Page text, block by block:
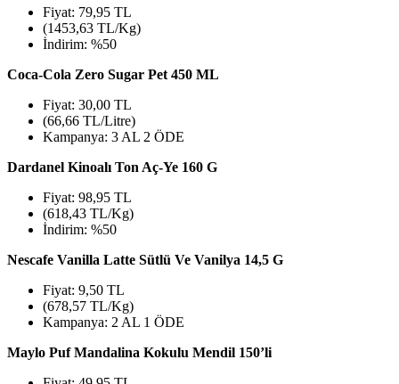
Fiyat: 79,95 TL
(1453,63 TL/Kg)
İndirim: %50
Coca-Cola Zero Sugar Pet 450 ML
Fiyat: 30,00 TL
(66,66 TL/Litre)
Kampanya: 3 AL 2 ÖDE
Dardanel Kinoalı Ton Aç-Ye 160 G
Fiyat: 98,95 TL
(618,43 TL/Kg)
İndirim: %50
Nescafe Vanilla Latte Sütlü Ve Vanilya 14,5 G
Fiyat: 9,50 TL
(678,57 TL/Kg)
Kampanya: 2 AL 1 ÖDE
Maylo Puf Mandalina Kokulu Mendil 150’li